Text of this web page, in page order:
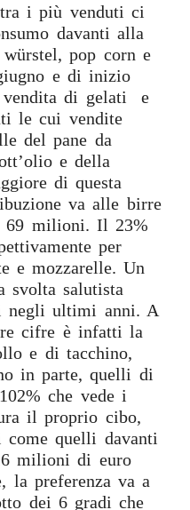
i più venduti ci
davanti alla
pop corn e
e di inizio
vendita di gelati e
le cui vendite
del pane da
e della
di questa
va alle birre
69 milioni. Il 23%
per
e mozzarelle. Un
svolta salutista
negli ultimi anni. A
cifre è infatti la
e di tacchino,
in parte, quelli di
che vede i
il proprio cibo,
quelli davanti
milioni di euro
la preferenza va a
dei 6 gradi che